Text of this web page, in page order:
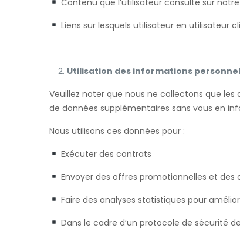
Contenu que l’utilisateur consulte sur
Liens sur lesquels utilisateur en utilisateur
Utilisation des informations
Veuillez noter que nous ne collectons que
de données supplémentaires sans vous en
Nous utilisons ces données pour :
Exécuter des contrats
Envoyer des offres promotionnelles et
Faire des analyses statistiques pour
Dans le cadre d’un protocole de sécurité